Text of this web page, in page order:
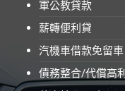
軍公教貸款
薪轉便利貸
汽機車借款免留車
債務整合/代償高利